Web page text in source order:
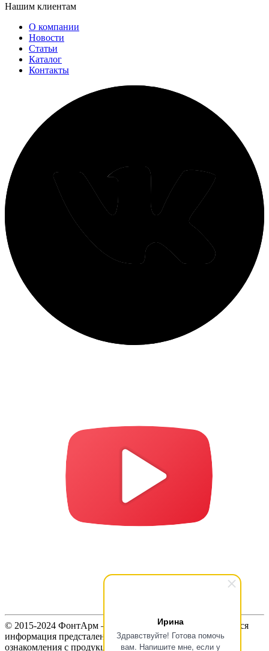
Ирина
Здравствуйте! Готова помочь
вам. Напишите мне, если у
Нашим клиентам
О компании
Новости
Статьи
Каталог
Контакты
© 2015-2024 ФонтАрм – фонтанная устьевая арматура. Вся
информация предсталенная на сайте предназначена для
ознакомления с продукцией и не является публичной